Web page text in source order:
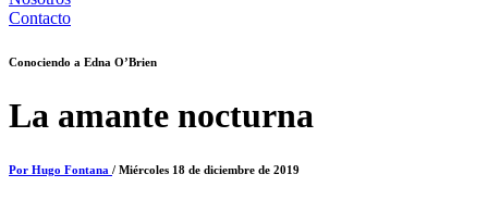
Contacto
Conociendo a Edna O’Brien
La amante nocturna
Por Hugo Fontana / Miércoles 18 de diciembre de 2019